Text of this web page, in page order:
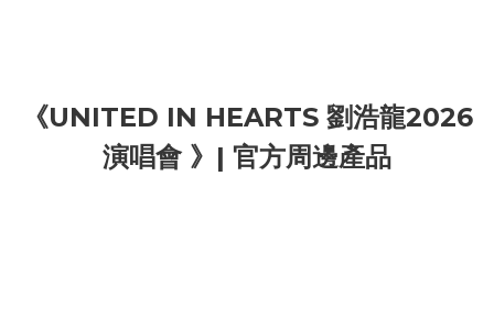
《UNITED IN HEARTS 劉浩龍2026
演唱會 》| 官方周邊產品